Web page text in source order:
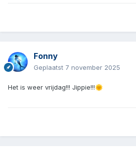
Fonny
Geplaatst 7 november 2025
Het is weer vrijdag!!! Jippie!!!🌞